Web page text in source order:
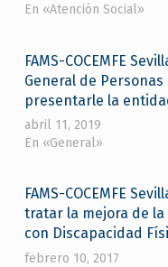
En «Atención Social»
FAMS-COCEMFE
General de
presentarle la
abril 11, 2019
En «General»
FAMS-COCEMFE
tratar la mejora de
con Discapacidad
febrero 10, 2017